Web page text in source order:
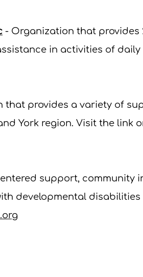
- Organization that
in activities of
that provides a variety of
York region. Visit the link
support, community
developmental